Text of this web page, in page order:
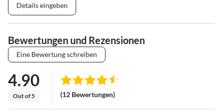
Details eingeben
Bewertungen und Rezensionen
Eine Bewertung schreiben
4.90
Out of 5 (12 Bewertungen)